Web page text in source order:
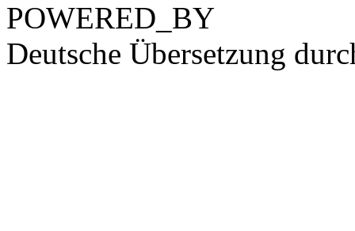
POWERED_BY
Deutsche Übersetzung